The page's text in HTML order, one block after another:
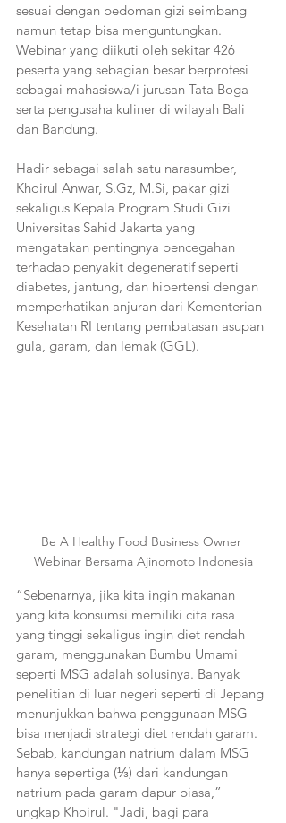
sesuai dengan pedoman gizi seimbang
namun tetap bisa menguntungkan.
Webinar yang diikuti oleh sekitar 426
peserta yang sebagian besar berprofesi
sebagai mahasiswa/i jurusan Tata Boga
serta pengusaha kuliner di wilayah Bali
dan Bandung.
Hadir sebagai salah satu narasumber,
Khoirul Anwar, S.Gz, M.Si, pakar gizi
sekaligus Kepala Program Studi Gizi
Universitas Sahid Jakarta yang
mengatakan pentingnya pencegahan
terhadap penyakit degeneratif seperti
diabetes, jantung, dan hipertensi dengan
memperhatikan anjuran dari Kementerian
Kesehatan RI tentang pembatasan asupan
gula, garam, dan lemak (GGL).
Be A Healthy Food Business Owner
Webinar Bersama Ajinomoto Indonesia
“Sebenarnya, jika kita ingin makanan
yang kita konsumsi memiliki cita rasa
yang tinggi sekaligus ingin diet rendah
garam, menggunakan Bumbu Umami
seperti MSG adalah solusinya. Banyak
penelitian di luar negeri seperti di Jepang
menunjukkan bahwa penggunaan MSG
bisa menjadi strategi diet rendah garam.
Sebab, kandungan natrium dalam MSG
hanya sepertiga (⅓) dari kandungan
natrium pada garam dapur biasa,”
ungkap Khoirul. "Jadi, bagi para